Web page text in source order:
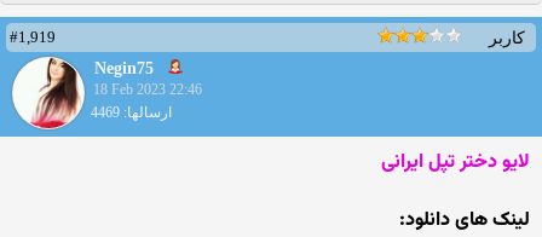
کاربر
#1,919
Negin75
18 Feb 2023 22:46
ارسالها: 4469
لایو دختر تپل ایرانی
لینک های دانلود: